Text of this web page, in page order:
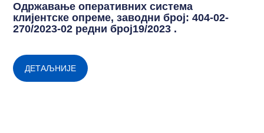
Одржавање оперативних система
клијентске опреме, заводни број: 404-02-
270/2023-02 редни број19/2023 .
ДЕТАЉНИЈЕ